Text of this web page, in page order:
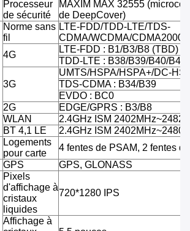
Processeur
de sécurité
MAXIM MAX 32555
de DeepCover)
Norme sans
fil
LTE-FDD/TDD-LTE/TDS-
CDMA/WCDMA/CDMA2000/
4G
LTE-FDD : B1/B3/B8 (TBD)
TDD-LTE : B38/B39/B40/B41
3G
UMTS/HSPA/HSPA+/DC-
TDS-CDMA : B34/B39
EVDO : BC0
2G
EDGE/GPRS : B3/B8
WLAN
2.4GHz ISM
BT 4,1 LE
2.4GHz ISM
Logements
pour carte
4 fentes de PSAM, 2 fentes
GPS GPS, GLONASS
Pixels
d'affichage à
cristaux
liquides
720*1280 IPS
Affichage à